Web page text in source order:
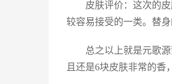
皮肤评价：这次的皮
较容易接受的一类。替
总之以上就是元歌源
且还是6块皮肤非常的香